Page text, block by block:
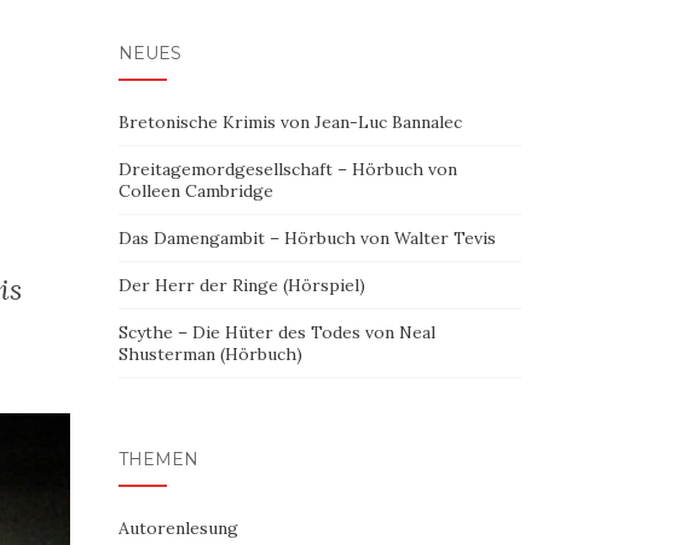
NEUES
Bretonische Krimis von Jean-Luc Bannalec
Dreitagemordgesellschaft – Hörbuch von
Colleen Cambridge
Das Damengambit – Hörbuch von Walter Tevis
Der Herr der Ringe (Hörspiel)
Scythe – Die Hüter des Todes von Neal
Shusterman (Hörbuch)
THEMEN
Autorenlesung